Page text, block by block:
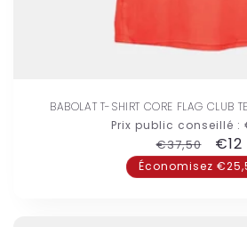
BABOLAT T-SHIRT CORE FLAG CLUB
Prix public conseillé :
Prix
habituel
€37,50
Prix
€12
Économisez